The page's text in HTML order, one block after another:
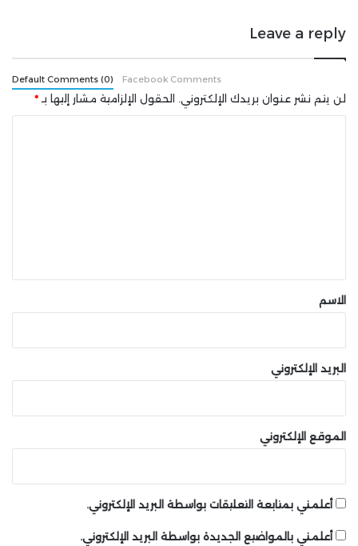
Leave a reply
Default Comments (0) Facebook Comments
لن يتم نشر عنوان بريدك الإلكتروني. الحقول الإلزامية مشار إليها بـ*
*الاسم
البريد الإلكتروني
الموقع الإلكتروني
أعلمني بمتابعة التعليقات بواسطة البريد الإلكتروني.
أعلمني بالمواضيع الجديدة بواسطة البريد الإلكتروني.